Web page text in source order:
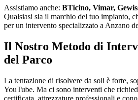
Assistiamo anche: BTicino, Vimar,
Qualsiasi sia il marchio del tuo impianto,
per un intervento specializzato a Anzano
Il Nostro Metodo di
del Parco
La tentazione di risolvere da soli è forte,
YouTube. Ma ci sono interventi che
certificata, attrezzature professionali e